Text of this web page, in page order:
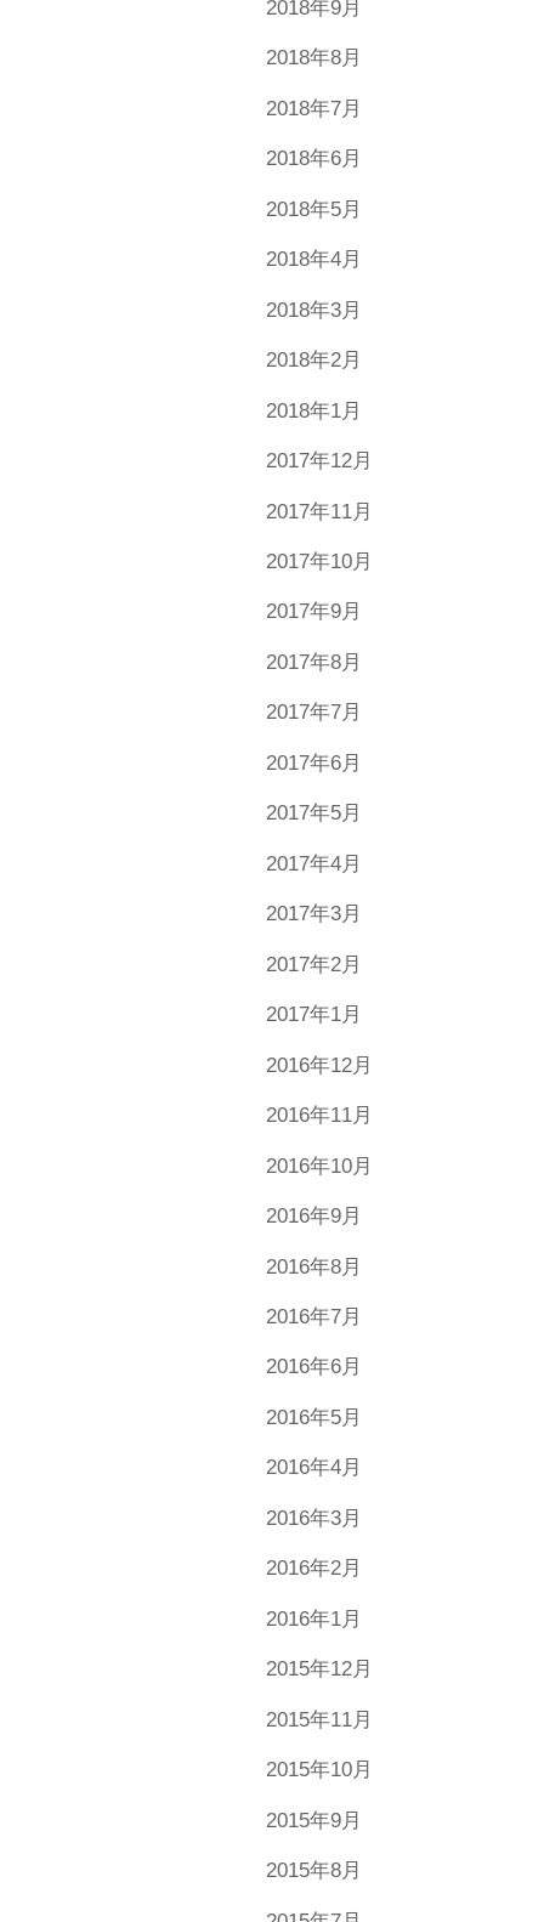
2018年9月
2018年8月
2018年7月
2018年6月
2018年5月
2018年4月
2018年3月
2018年2月
2018年1月
2017年12月
2017年11月
2017年10月
2017年9月
2017年8月
2017年7月
2017年6月
2017年5月
2017年4月
2017年3月
2017年2月
2017年1月
2016年12月
2016年11月
2016年10月
2016年9月
2016年8月
2016年7月
2016年6月
2016年5月
2016年4月
2016年3月
2016年2月
2016年1月
2015年12月
2015年11月
2015年10月
2015年9月
2015年8月